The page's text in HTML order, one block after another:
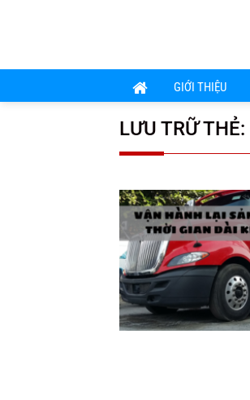
dung
GIỚI THIỆU
LƯU TRỮ THẺ: